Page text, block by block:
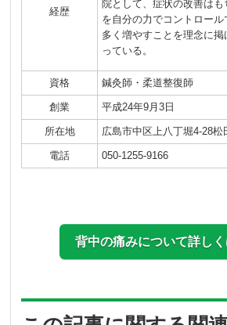
経歴
院として、症状の改善は
を自分の力でコントロー
多く増やすことを理念に
っている。
資格 鍼灸師・柔道整復師
創業 平成24年9月3日
所在地 広島市中区上八丁堀4-28松
電話 050-1255-9166
背中の痛みについて詳し